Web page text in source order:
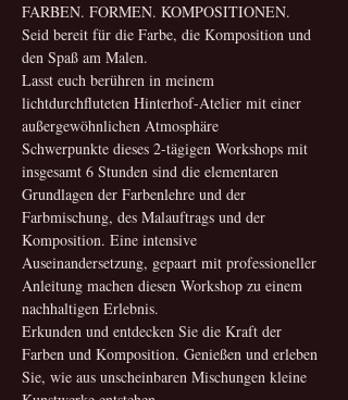
FARBEN. FORMEN. KOMPOSITIONEN.
Seid bereit für die Farbe, die Komposition und
den Spaß am Malen.
Lasst euch berühren in meinem
lichtdurchfluteten Hinterhof-Atelier mit einer
außergewöhnlichen Atmosphäre
Schwerpunkte dieses 2-tägigen Workshops mit
insgesamt 6 Stunden sind die elementaren
Grundlagen der Farbenlehre und der
Farbmischung, des Malauftrags und der
Komposition. Eine intensive
Auseinandersetzung, gepaart mit professioneller
Anleitung machen diesen Workshop zu einem
nachhaltigen Erlebnis.
Erkunden und entdecken Sie die Kraft der
Farben und Komposition. Genießen und erleben
Sie, wie aus unscheinbaren Mischungen kleine